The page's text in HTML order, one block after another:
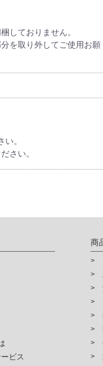
しておりません。
を取り外してご使用お願
。
さい。
ビス
商